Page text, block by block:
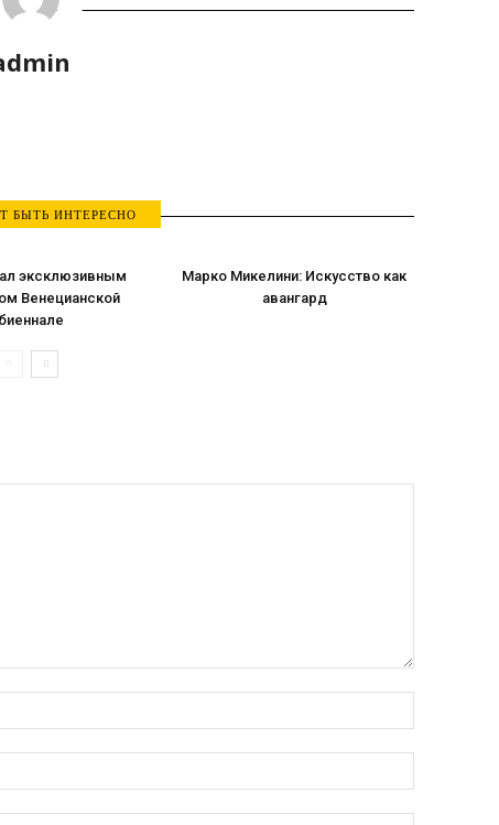
БЫТЬ ИНТЕРЕСНО
эксклюзивным
Венецианской
биеннале
Марко Микелини: Искусство как
авангард